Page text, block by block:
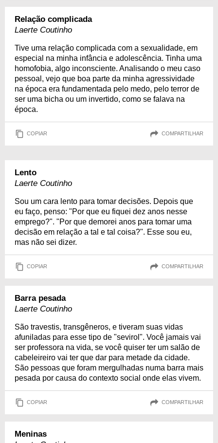
Relação complicada
Laerte Coutinho
Tive uma relação complicada com a sexualidade, em
especial na minha infância e adolescência. Tinha uma
homofobia, algo inconsciente. Analisando o meu caso
pessoal, vejo que boa parte da minha agressividade
na época era fundamentada pelo medo, pelo terror de
ser uma bicha ou um invertido, como se falava na
época.
COPIAR COMPARTILHAR
Lento
Laerte Coutinho
Sou um cara lento para tomar decisões. Depois que
eu faço, penso: "Por que eu fiquei dez anos nesse
emprego?". "Por que demorei anos para tomar uma
decisão em relação a tal e tal coisa?". Esse sou eu,
mas não sei dizer.
COPIAR COMPARTILHAR
Barra pesada
Laerte Coutinho
São travestis, transgêneros, e tiveram suas vidas
afuniladas para esse tipo de "sevirol". Você jamais vai
ser professora na vida, se você quiser ter um salão de
cabeleireiro vai ter que dar para metade da cidade.
São pessoas que foram mergulhadas numa barra mais
pesada por causa do contexto social onde elas vivem.
COPIAR COMPARTILHAR
Meninas